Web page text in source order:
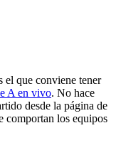
el que conviene tener
A en vivo. No hace
desde la página de
comportan los equipos